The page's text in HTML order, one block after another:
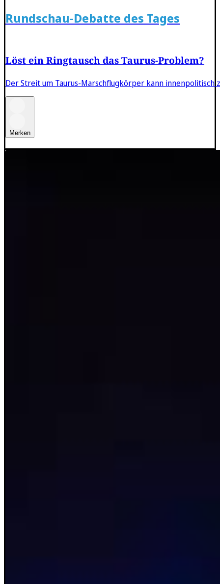
Rundschau-Debatte des Tages
Löst ein Ringtausch das Taurus-Problem?
Der Streit um Taurus-Marschflugkörper kann
Merken